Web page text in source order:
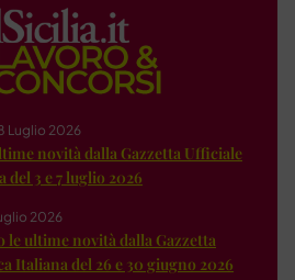
Luglio 2026
novità dalla Gazzetta Ufficiale
3 e 7 luglio 2026
2026
le ultime novità dalla Gazzetta
Italiana del 26 e 30 giugno 2026